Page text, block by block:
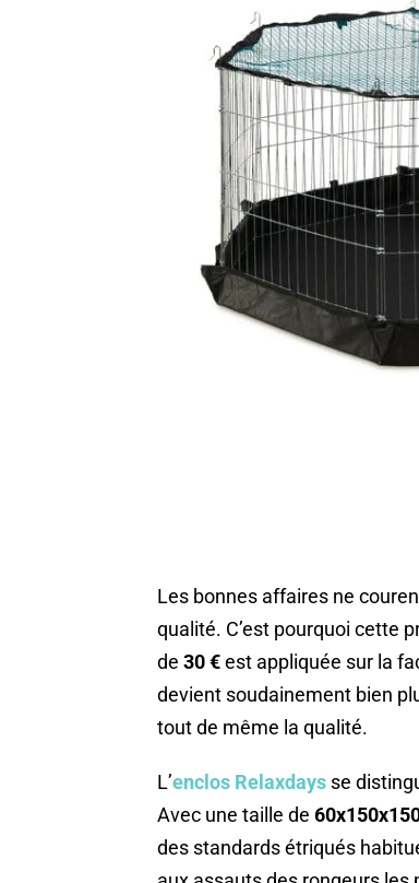
Les bonnes affaires ne
qualité. C’est pourquoi cette
de 30 €est appliquée sur la
devient soudainement bien
tout de même la qualité.
L’enclos Relaxdays se
Avec une taille de
des standards étriqués